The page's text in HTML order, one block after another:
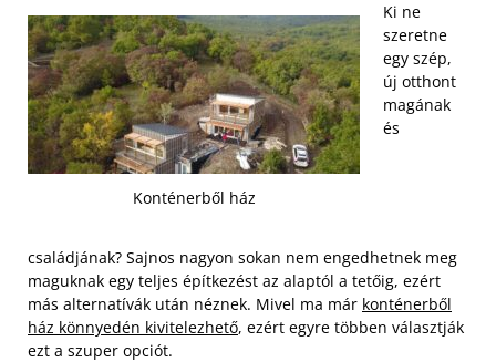
Konténerből ház
Ki ne
szeretne
egy szép,
új otthont
magának
és
családjának? Sajnos nagyon sokan nem engedhetnek meg
maguknak egy teljes építkezést az alaptól a tetőig, ezért
más alternatívák után néznek. Mivel ma már konténerből
ház könnyedén kivitelezhető, ezért egyre többen választják
ezt a szuper opciót.